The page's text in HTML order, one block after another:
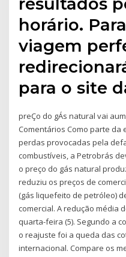
horário.
viagem
para o site
preÇo do gÁs natural vai
Comentários Como parte
perdas provocadas pela
combustíveis, a Petrobrás
o preço do gás natural
reduziu os preços de
(gás liquefeito de petróleo)
comercial. A redução média
quarta-feira (5). Segundo a
o reajuste foi a queda das
internacional. Compare os